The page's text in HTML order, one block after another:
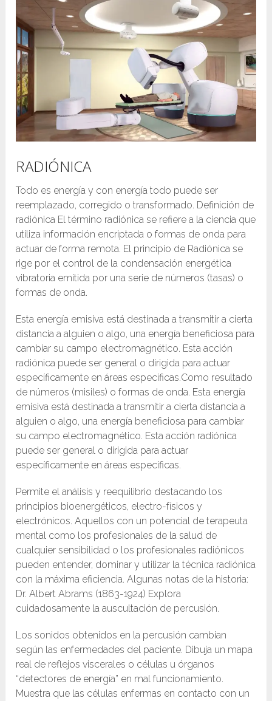
RADIÓNICA
Todo es energía y con energía todo puede ser
reemplazado, corregido o transformado. Definición de
radiónica El término radiónica se refiere a la ciencia que
utiliza información encriptada o formas de onda para
actuar de forma remota. El principio de Radiónica se
rige por el control de la condensación energética
vibratoria emitida por una serie de números (tasas) o
formas de onda.
Esta energía emisiva está destinada a transmitir a cierta
distancia a alguien o algo, una energía beneficiosa para
cambiar su campo electromagnético. Esta acción
radiónica puede ser general o dirigida para actuar
específicamente en áreas específicas.Como resultado
de números (misiles) o formas de onda. Esta energía
emisiva está destinada a transmitir a cierta distancia a
alguien o algo, una energía beneficiosa para cambiar
su campo electromagnético. Esta acción radiónica
puede ser general o dirigida para actuar
específicamente en áreas específicas.
Permite el análisis y reequilibrio destacando los
principios bioenergéticos, electro-físicos y
electrónicos. Aquellos con un potencial de terapeuta
mental como los profesionales de la salud de
cualquier sensibilidad o los profesionales radiónicos
pueden entender, dominar y utilizar la técnica radiónica
con la máxima eficiencia. Algunas notas de la historia:
Dr. Albert Abrams (1863-1924) Explora
cuidadosamente la auscultación de percusión.
Los sonidos obtenidos en la percusión cambian
según las enfermedades del paciente. Dibuja un mapa
real de reflejos viscerales o células u órganos
“detectores de energía” en mal funcionamiento.
Muestra que las células enfermas en contacto con un